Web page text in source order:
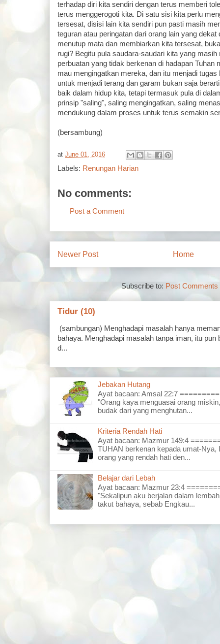
terhadap diri kita sendiri dengan terus memberi
terus menggerogoti kita. Di satu sisi kita perlu
tersesat, disisi lain kita sendiri pun pasti masih
teguran atau peringatan dari orang lain yang
menutup mata dan membiarkan kita tersesat,
rugi? Begitu pula saudara-saudari kita yang
perbuatan yang tidak berkenan di hadapan Tuhan
mau mengingatkan mereka, dan itu menjadi tugas
untuk menjadi terang dan garam bukan saja
baik dalam hidup kita, tetapi termasuk pula di
prinsip "saling", saling mengingatkan, saling
mendukung dalam proses untuk terus semakin
(bersambung)
at June 01, 2016
Labels: Renungan Harian
No comments:
Post a Comment
Newer Post Home
Subscribe to: Post Comments
Tidur (10)
(sambungan) Menghadapi masalah hanya
bahaya. Menghadapi masalah tanpa iman, itu
d...
Jebakan Hutang
Ayat bacaan: Amsal 22:7
"Orang kaya menguasai orang
budak dari yang menghutan...
Kriteria Rendah Hati
Ayat bacaan: Mazmur 149:4
TUHAN berkenan kepada umat-Nya,
orang yang rendah hati den...
Belajar dari Lebah
Ayat bacaan: Mazmur 23:4
"Sekalipun aku berjalan dalam
takut bahaya, sebab Engkau...